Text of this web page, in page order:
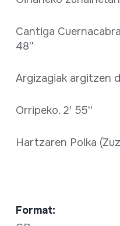
Cantiga
48''
Argizagiak argitzen
Orripeko. 2' 55''
Hartzaren Polka
Format: